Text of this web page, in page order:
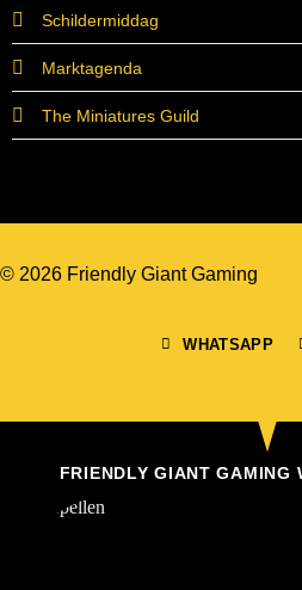
Schildermiddag
Marktagenda
The Miniatures Guild
© 2026 Friendly Giant Gaming
WHATSAPP
FRIENDLY GIANT GAMING